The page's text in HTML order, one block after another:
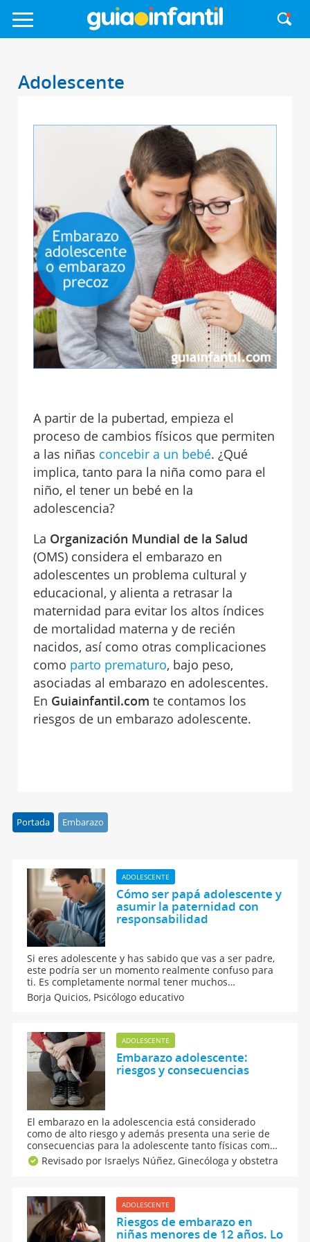
Adolescente
A partir de la pubertad, empieza el
proceso de cambios físicos que permiten
a las niñas concebir a un bebé. ¿Qué
implica, tanto para la niña como para el
niño, el tener un bebé en la
adolescencia?
La Organización Mundial de la Salud
(OMS) considera el embarazo en
adolescentes un problema cultural y
educacional, y alienta a retrasar la
maternidad para evitar los altos índices
de mortalidad materna y de recién
nacidos, así como otras complicaciones
como parto prematuro, bajo peso,
asociadas al embarazo en adolescentes.
En Guiainfantil.com te contamos los
riesgos de un embarazo adolescente.
Portada Embarazo
ADOLESCENTE
Cómo ser papá adolescente y
asumir la paternidad con
responsabilidad
Si eres adolescente y has sabido que vas a ser padre,
este podría ser un momento realmente confuso para
ti. Es completamente normal tener muchos
sentimientos diferentes y sentirse perdido. Te
contamos cómo ser papá adolescente y asumir la
Borja Quicios, Psicólogo educativo
ADOLESCENTE
Embarazo adolescente:
riesgos y consecuencias
El embarazo en la adolescencia está considerado
como de alto riesgo y además presenta una serie de
consecuencias para la adolescente tanto físicas como
psíquicas. El embarazo en la adolescencia o embarazo
precoz, tiene riesgos adicionales de salud tanto para
Revisado por Israelys Núñez, Ginecóloga y obstetra
ADOLESCENTE
Riesgos de embarazo en
niñas menores de 12 años. Lo